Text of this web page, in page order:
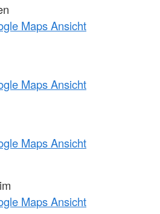
Maps Ansicht
Maps Ansicht
Maps Ansicht
Maps Ansicht